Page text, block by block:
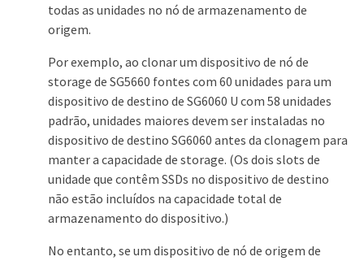
todas as unidades no nó de armazenamento de
origem.
Por exemplo, ao clonar um dispositivo de nó de
storage de SG5660 fontes com 60 unidades para um
dispositivo de destino de SG6060 U com 58 unidades
padrão, unidades maiores devem ser instaladas no
dispositivo de destino SG6060 antes da clonagem para
manter a capacidade de storage. (Os dois slots de
unidade que contêm SSDs no dispositivo de destino
não estão incluídos na capacidade total de
armazenamento do dispositivo.)
No entanto, se um dispositivo de nó de origem de